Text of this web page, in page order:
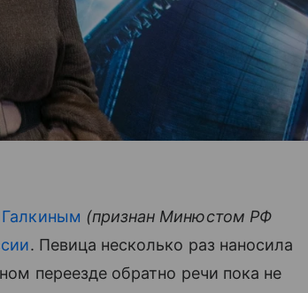
(признан Минюстом РФ
. Певица несколько раз наносила
переезде обратно речи пока не